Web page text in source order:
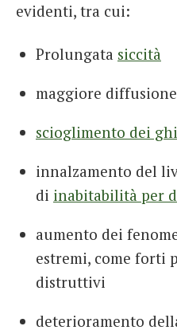
evidenti, tra cui:
Prolungata siccità
maggiore
scioglimento dei
innalzamento del
di inabitabilità per
aumento dei
estremi, come forti
distruttivi
deterioramento